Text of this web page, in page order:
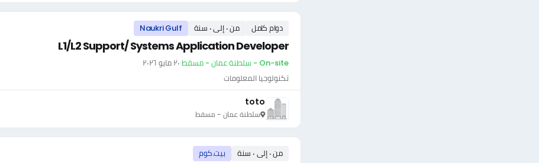
دوام كامل من ٠ إلى ٠ سنة Naukri Gulf
L1/L2 Support/ Systems Application Developer
On-site - سلطنة عمان - مسقط ·٢٠ مايو ٢٠٢٦
تكنولوجيا المعلومات
toto
سلطنة عمان - مسقط
من ٠ إلى ٠ سنة بيت.كوم